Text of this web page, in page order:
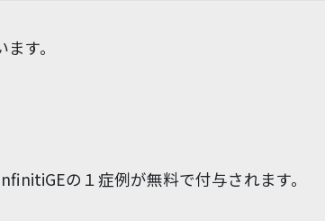
す。
の１症例が無料で付与されます。